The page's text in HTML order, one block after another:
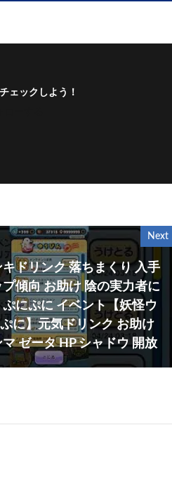
ェックしよう！
Next
ドリンク 落ちまくり 入手
傾向 お助け 陰の実力者に
にぷに イベント【妖怪ウ
に】元気ドリンク お助け
ゼータ HP シャドウ 開放